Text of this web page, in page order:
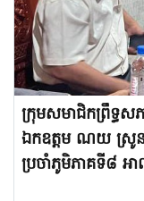
ក្រុមសមាជិកព្រឹទ្ធស
ឯកឧត្តម ណយ ស្រូន
ប្រចាំភូមិភាគទី៨ អ